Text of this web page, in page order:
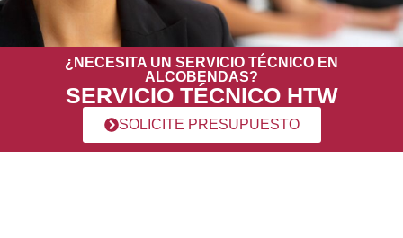
¿NECESITA UN SERVICIO TÉCNICO EN
ALCOBENDAS?
SERVICIO TÉCNICO HTW
SOLICITE PRESUPUESTO